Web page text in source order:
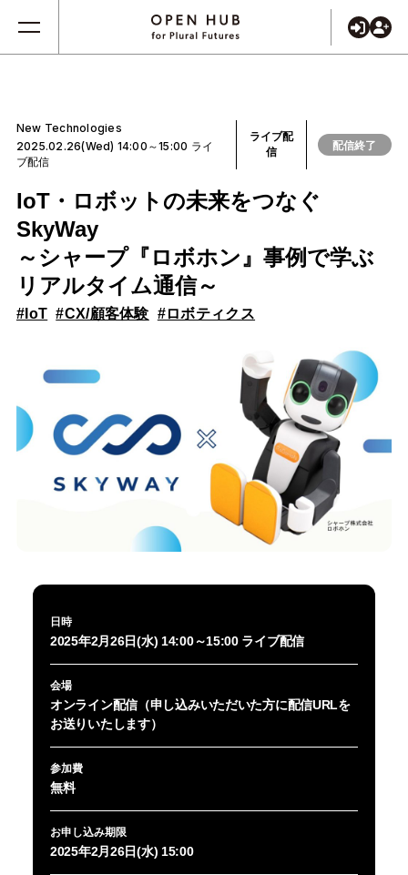
New Technologies
2025.02.26(Wed) 14:00～15:00 ライ
ブ配信
ライブ配
信
配信終了
IoT・ロボットの未来をつなぐ
SkyWay
～シャープ『ロボホン』事例で学ぶ
リアルタイム通信～
#IoT #CX/顧客体験 #ロボティクス
日時
2025年2月26日(水) 14:00～15:00 ライブ配信
会場
オンライン配信（申し込みいただいた方に配信URLを
お送りいたします）
参加費
無料
お申し込み期限
2025年2月26日(水) 15:00